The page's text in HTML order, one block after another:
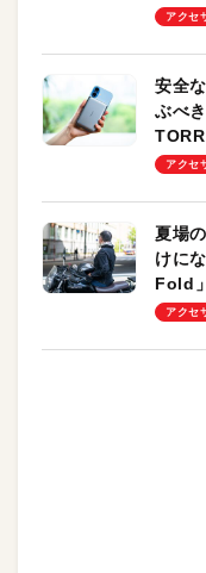
のモ
アクセ
安全
ぶべ
ーも
アクセ
夏場
けに
Fold
却プ
アクセ